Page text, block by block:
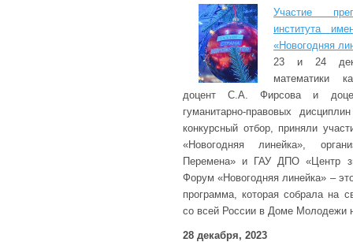
Участие
института
«Новогодняя
23 и 24
математики
доцент С.А. Фирсова и
гуманитарно-правовых
конкурсный отбор, приняли
«Новогодняя линейка»,
Перемена» и ГАУ ДПО «Центр
Форум «Новогодняя линейка» –
программа, которая собрала на
со всей России в Доме Молодежи
28 декабря, 2023